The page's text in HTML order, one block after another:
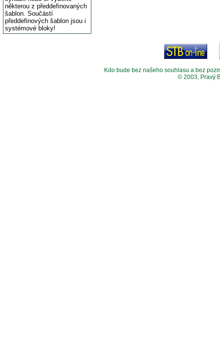
některou z předdefinovaných
šablon. Součástí
předdefinových šablon jsou i
systémové bloky!
Kdo bude bez našeho souhlasu a bez
© 2003, Pravý